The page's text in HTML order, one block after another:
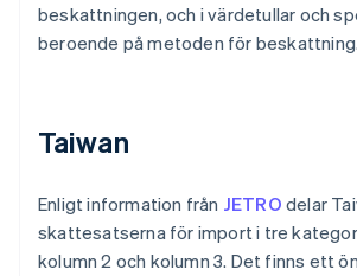
beskattningen, och i värdetullar och
beroende på metoden för beskattning.
Taiwan
Enligt information från JETRO delar
skattesatserna för import i tre
kolumn 2 och kolumn 3. Det finns ett